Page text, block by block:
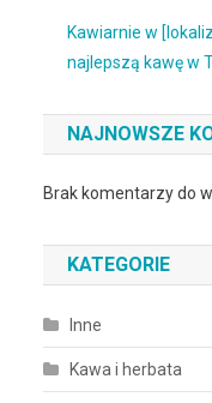
Kawiarnie w
najlepszą kawę w
NAJNOWSZE
Brak komentarzy do
KATEGORIE
Inne
Kawa i herbata